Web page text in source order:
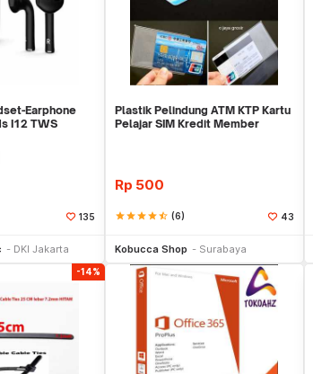
Earphone
I12 TWS
135
DKI Jakarta
Plastik Pelindung ATM KTP Kartu
Pelajar SIM Kredit Member
Rp 500
starstarstarstarstar_half (6) 43
Kobucca Shop Surabaya
-14%